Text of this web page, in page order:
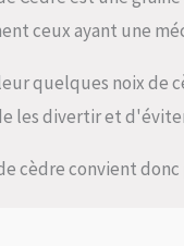
ceux ayant une
quelques noix de
les divertir et
cèdre convient